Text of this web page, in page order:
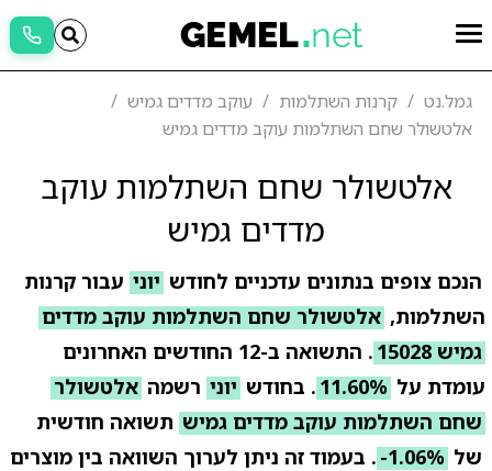
גמל.נט קרנות השתלמות
עוקב מדדים גמיש
אלטשולר שחם השתלמות עוקב מדדים גמיש
אלטשולר שחם השתלמות עוקב
מדדים גמיש
הנכם צופים בנתונים עדכניים לחודש יוני עבור קרנות
השתלמות, אלטשולר שחם השתלמות עוקב מדדים
גמיש 15028
. התשואה ב-12 החודשים האחרונים
עומדת על 11.60% . בחודש יוני רשמה אלטשולר
שחם השתלמות עוקב מדדים גמיש תשואה חודשית
של -1.06% . בעמוד זה ניתן לערוך השוואה בין מוצרים